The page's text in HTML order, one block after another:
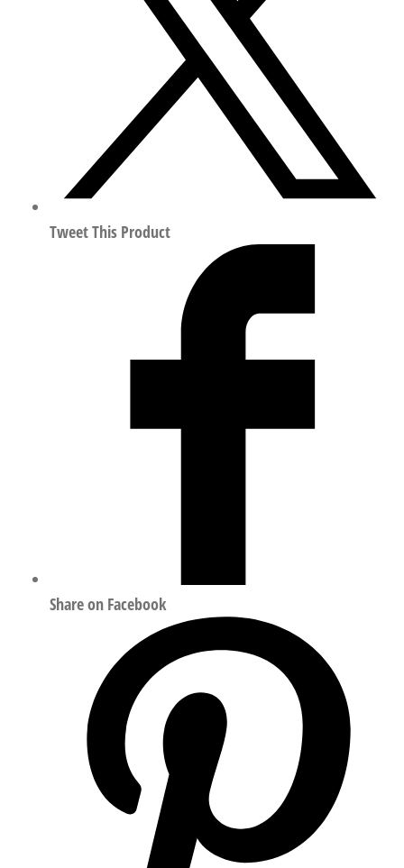
Tweet This Product
Share on Facebook